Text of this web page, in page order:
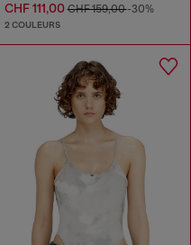
CHF 111,00CHF 159,00-30%
2 COULEURS